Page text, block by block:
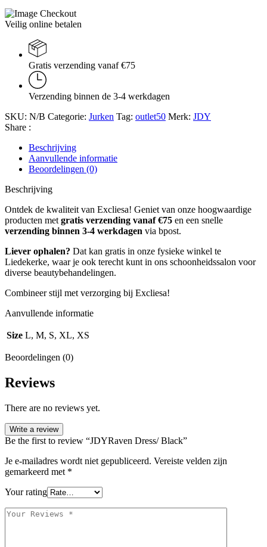
Veilig online betalen
Gratis verzending vanaf €75
Verzending binnen de 3-4 werkdagen
SKU: N/B Categorie: Jurken Tag: outlet50 Merk: JDY
Share :
Beschrijving
Aanvullende informatie
Beoordelingen (0)
Beschrijving
Ontdek de kwaliteit van Excliesa! Geniet van onze hoogwaardige
producten met gratis verzending vanaf €75 en een snelle
verzending binnen 3-4 werkdagen via bpost.
Liever ophalen? Dat kan gratis in onze fysieke winkel te
Liedekerke, waar je ook terecht kunt in ons schoonheidssalon voor
diverse beautybehandelingen.
Combineer stijl met verzorging bij Excliesa!
Aanvullende informatie
Size L, M, S, XL, XS
Beoordelingen (0)
Reviews
There are no reviews yet.
Write a review
Be the first to review “JDYRaven Dress/ Black”
Je e-mailadres wordt niet gepubliceerd. Vereiste velden zijn
gemarkeerd met *
Your rating